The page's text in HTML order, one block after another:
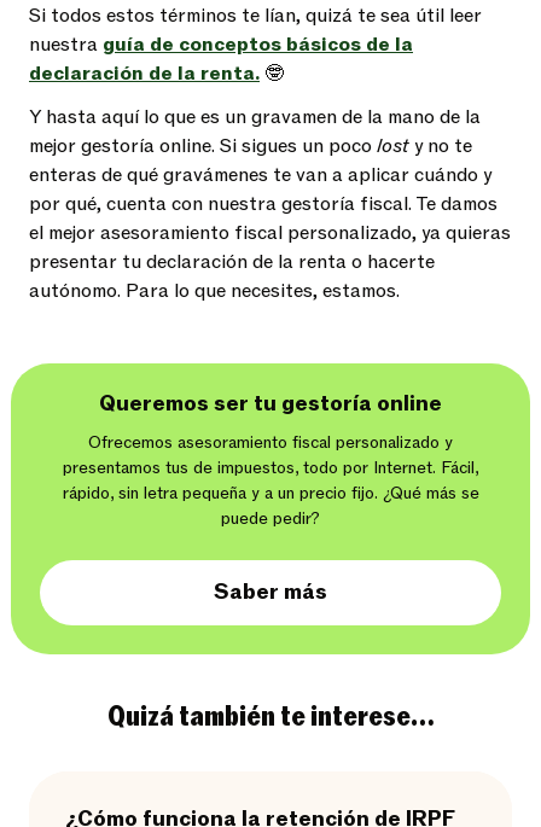
Si todos estos términos te lían, quizá te sea útil leer
nuestra guía de conceptos básicos de la
declaración de la renta. 🤓
Y hasta aquí lo que es un gravamen de la mano de la
mejor gestoría online. Si sigues un poco losty no te
enteras de qué gravámenes te van a aplicar cuándo y
por qué, cuenta con nuestragestoría fiscal. Te damos
el mejorasesoramiento fiscal personalizado, ya quieras
presentar tudeclaración de la rentao hacerte
autónomo. Para lo que necesites, estamos.
Queremos ser tu gestoría online
Ofrecemos asesoramiento fiscal personalizado y
presentamos tus de impuestos, todo por Internet. Fácil,
rápido, sin letra pequeña y a un precio fijo. ¿Qué más se
puede pedir?
Saber más
Quizá también te interese…
¿Cómo funciona la retención de IRPF